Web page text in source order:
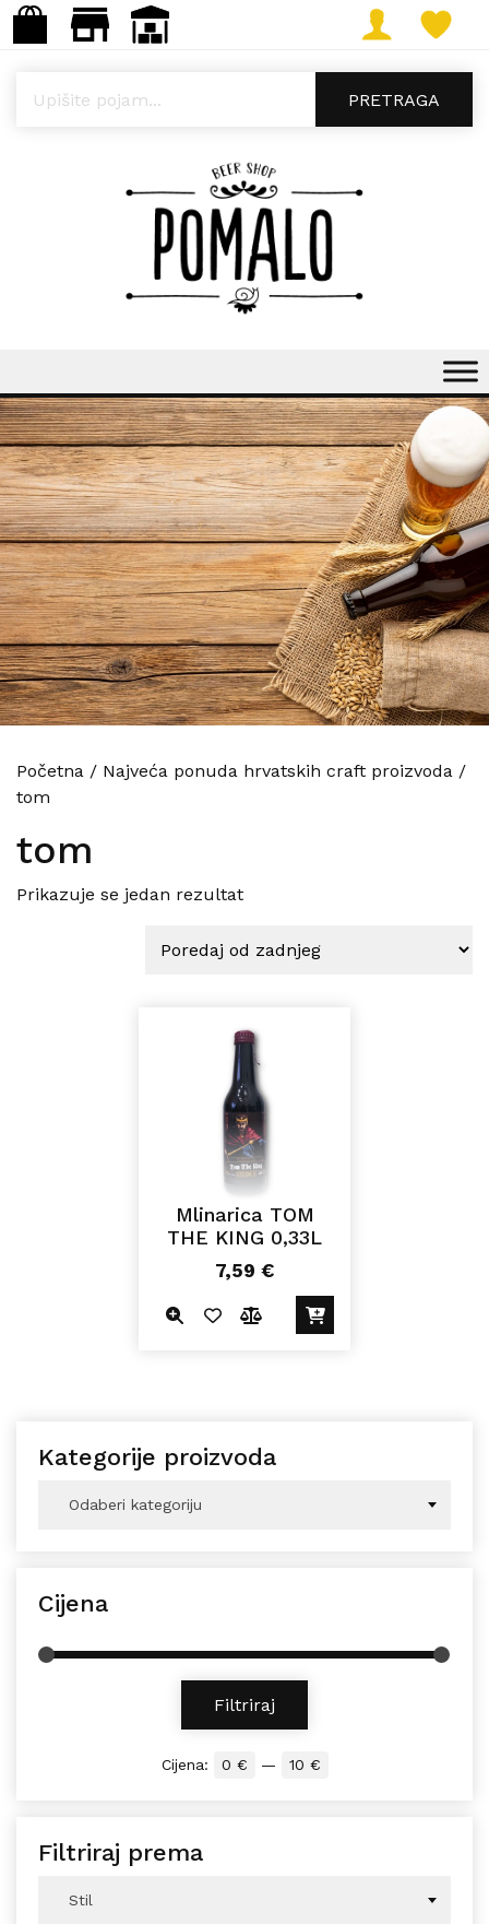
PRETRAGA
Početna / Najveća ponuda hrvatskih craft proizvoda /
tom
tom
Prikazuje se jedan rezultat
Mlinarica TOM
THE KING 0,33L
7,59 €
Kategorije proizvoda
Odaberi kategoriju
Cijena
Filtriraj
Cijena: 0 € — 10 €
Filtriraj prema
Stil